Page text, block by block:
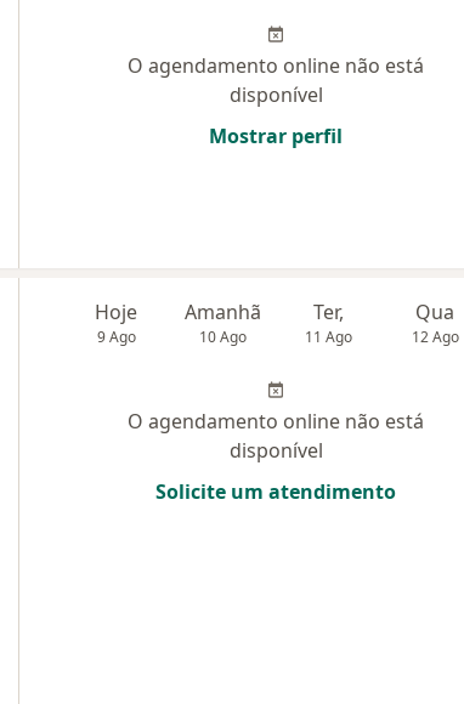
O agendamento online não está
disponível
Mostrar perfil
Hoje
9 Ago
Amanhã
10 Ago
Ter,
11 Ago
Qua
12 Ago
O agendamento online não está
disponível
Solicite um atendimento